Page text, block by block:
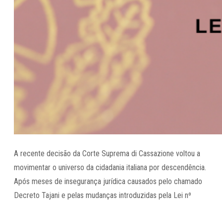
A recente decisão da Corte Suprema di Cassazione voltou a
movimentar o universo da cidadania italiana por descendência.
Após meses de insegurança jurídica causados pelo chamado
Decreto Tajani e pelas mudanças introduzidas pela Lei nº